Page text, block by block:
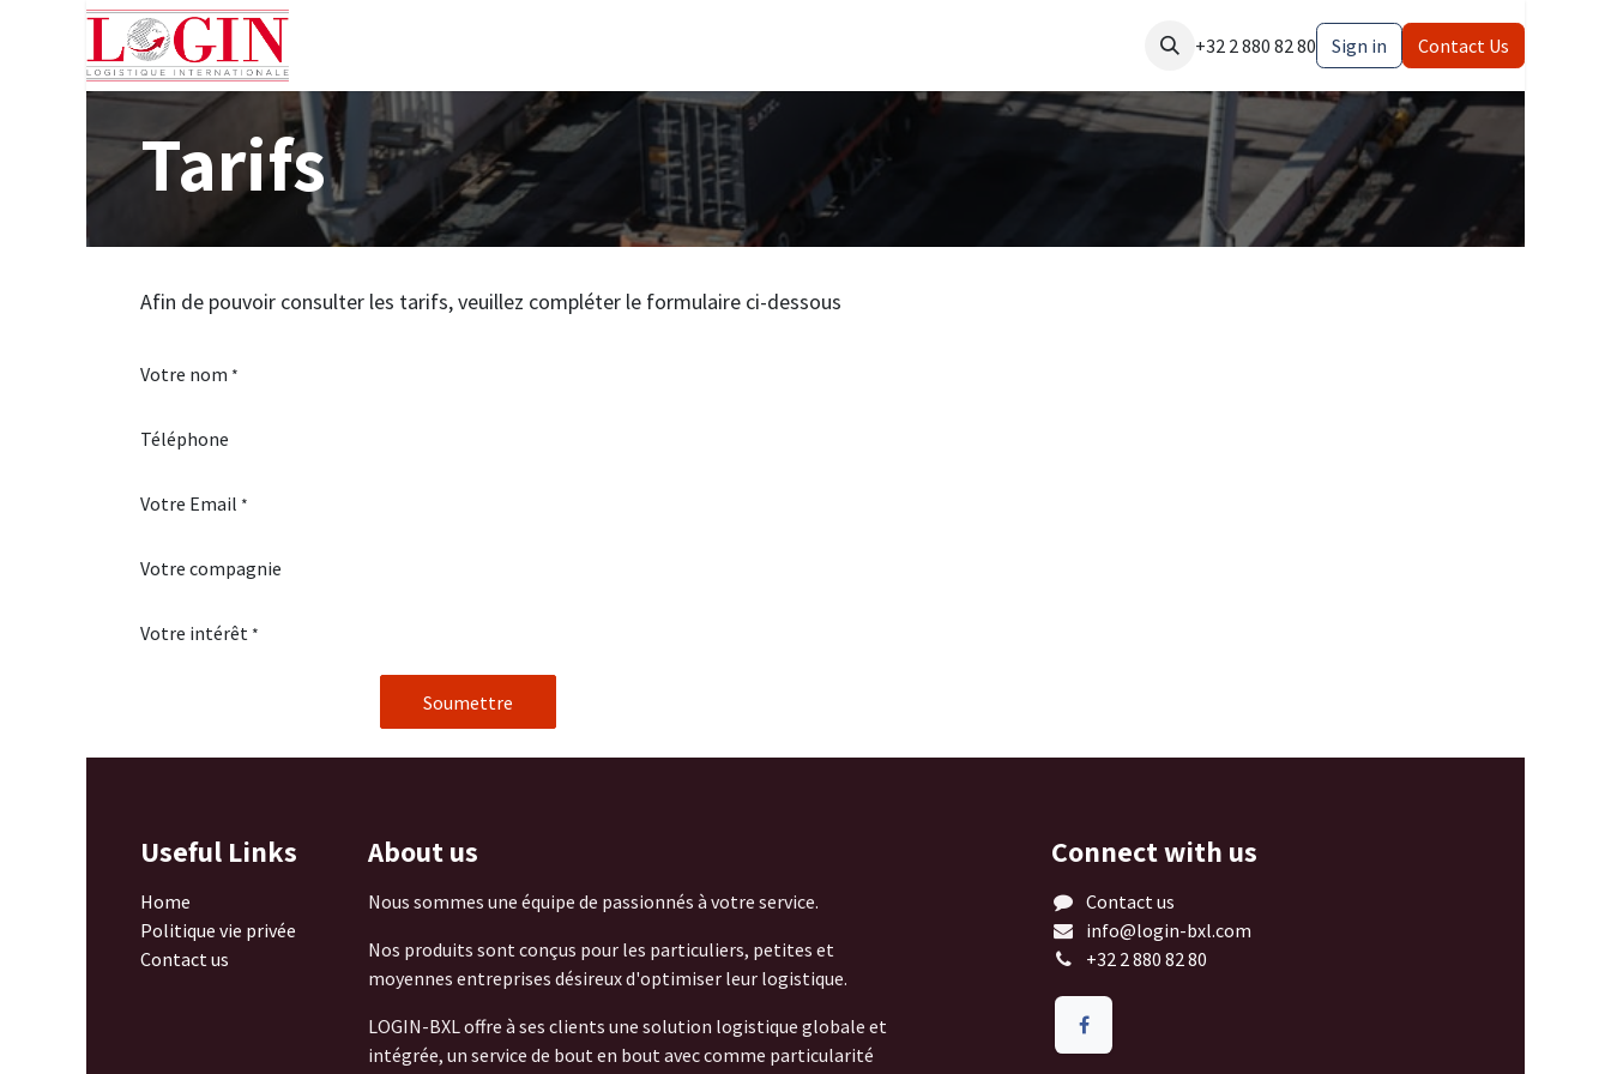
+32 2 880 82 80 Sign in Contact Us
Tarifs
Afin de pouvoir consulter les tarifs, veuillez compléter le formulaire ci-dessous
Votre nom *
Téléphone
Votre Email *
Votre compagnie
Votre intérêt *
Soumettre
Useful Links
Home
Politique vie privée
Contact us
About us
Nous sommes une équipe de passionnés à votre service.
Nos produits sont conçus pour les particuliers, petites et
moyennes entreprises désireux d'optimiser leur logistique.
LOGIN-BXL offre à ses clients une solution logistique globale et
intégrée, un service de bout en bout avec comme particularité
Connect with us
Contact us
info@login-bxl.com
+32 2 880 82 80